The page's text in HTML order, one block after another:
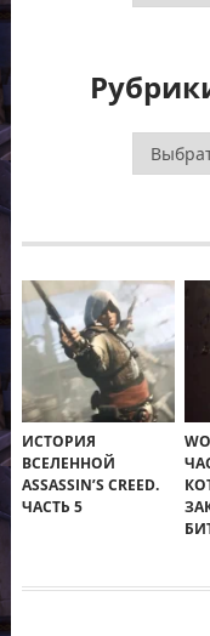
Рубрики
ИСТОРИЯ
ВСЕЛЕННОЙ
ASSASSIN’S CREED.
ЧАСТЬ 5